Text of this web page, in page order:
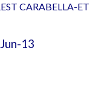
CARABELLA-ET
13